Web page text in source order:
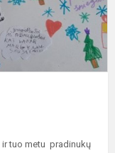
tuo metu pradinukų